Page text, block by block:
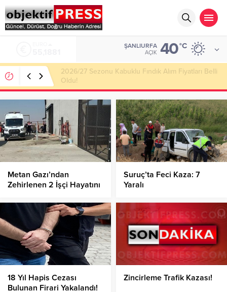
ŞANLIURFA
AÇIK 40°C
Haliliye Belediyesi Her Gün 4 Bin 898 Kişiye Sıcak
Yemek Ulaştırıyor!
Metan Gazı’ndan
Zehirlenen 2 İşçi Hayatını
Suruç’ta Feci Kaza: 7
Yaralı
18 Yıl Hapis Cezası
Bulunan Firari Yakalandı!
Zincirleme Trafik Kazası!